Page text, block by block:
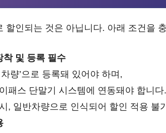
할인되는 것은 아닙니다. 아래 조건을
착 및 등록 필수
량’으로 등록돼 있어야 하며,
패스 단말기 시스템에 연동돼야 합니다.
, 일반차량으로 인식되어 할인 적용 불